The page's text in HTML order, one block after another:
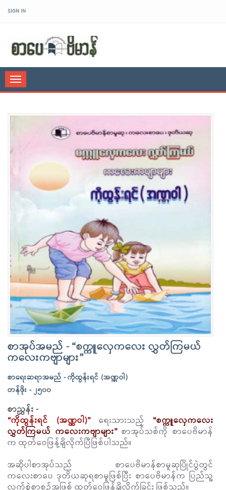
SIGN IN
Toggle
navigation
စာအုပ်အမည် - “စက္ကူလှေကလေး လွှတ်ကြမယ်
ကလေးကဗျာများ”
စာရေးဆရာအမည် - ကိုထွန်းရင် (အဏ္ဏဝါ)
တန်ဖိုး - ၂၅၀၀
စာညွှန်း -
“ကိုထွန်းရင် (အဏ္ဏဝါ)”ရေးသားသည့် “စက္ကူလှေကလေး
လွှတ်ကြမယ် ကလေးကဗျာများ”စာအုပ်သစ်ကို စာပေဗိမာန်
က ထုတ်ဝေဖြန့်ချိလိုက်ပြီဖြစ်ပါသည်။
အဆိုပါစာအုပ်သည် စာပေဗိမာန်စာမူဆုပြိုင်ပွဲတွင်
ကလေးစာပေ ဒုတိယဆုရစာမူဖြစ်ပြီး စာပေဗိမာန်က ပြည်သူ့
လက်စွဲစာစဉ်အဖြစ် ထုတ်ဝေဖြန့်ချိလိုက်ခြင်း ဖြစ်သည်။